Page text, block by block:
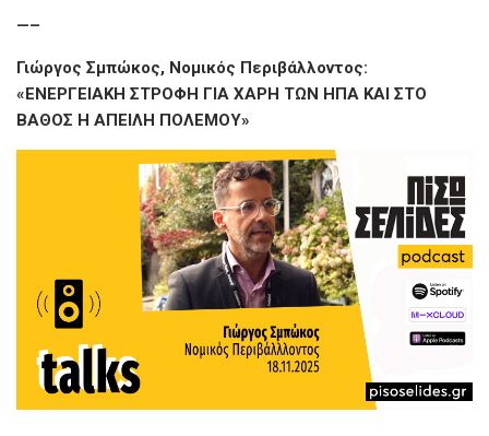
—–
Γιώργος Σμπώκος, Νομικός Περιβάλλοντος:
«ΕΝΕΡΓΕΙΑΚΗ ΣΤΡΟΦΗ ΓΙΑ ΧΑΡΗ ΤΩΝ ΗΠΑ ΚΑΙ ΣΤΟ
ΒΑΘΟΣ Η ΑΠΕΙΛΗ ΠΟΛΕΜΟΥ»